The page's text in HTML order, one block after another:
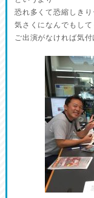
恐れ多くて恐縮しきり
気さくになんでもして
ご出演がなければ気付